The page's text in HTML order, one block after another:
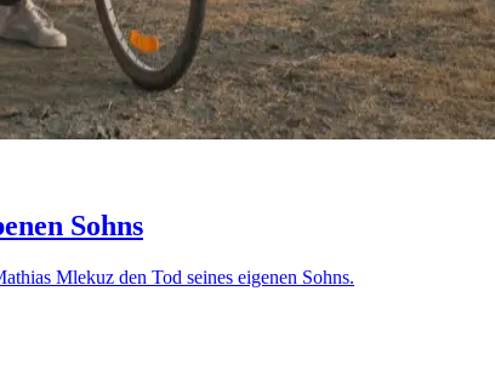
Sohns
Mlekuz den Tod seines eigenen Sohns.